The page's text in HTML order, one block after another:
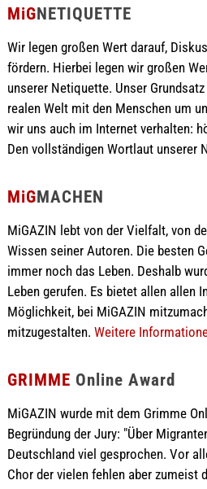
MiGNETIQUETTE
Wir legen großen Wert darauf,
fördern. Hierbei legen wir großen
unserer Netiquette. Unser
realen Welt mit den Menschen um
wir uns auch im Internet verhalten:
Den vollständigen Wortlaut unserer
MiGMACHEN
MiGAZIN lebt von der Vielfalt, von
Wissen seiner Autoren. Die besten
immer noch das Leben. Deshalb
Leben gerufen. Es bietet allen allen
Möglichkeit, bei MiGAZIN
mitzugestalten. Weitere
GRIMME Online Award
MiGAZIN wurde mit dem Grimme
Begründung der Jury: "Über
Deutschland viel gesprochen. Vor
Chor der vielen fehlen aber zumeist